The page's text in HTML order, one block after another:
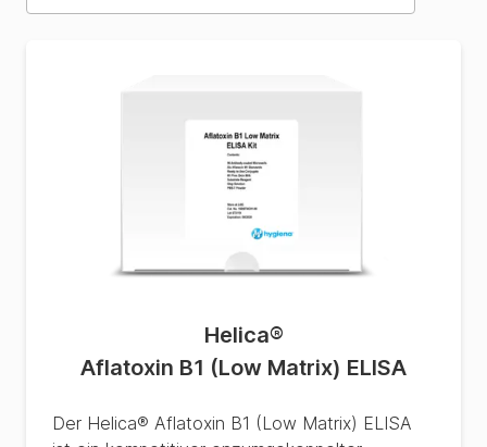
Helica®
Aflatoxin B1 (Low Matrix) ELISA
Der Helica® Aflatoxin B1 (Low Matrix) ELISA